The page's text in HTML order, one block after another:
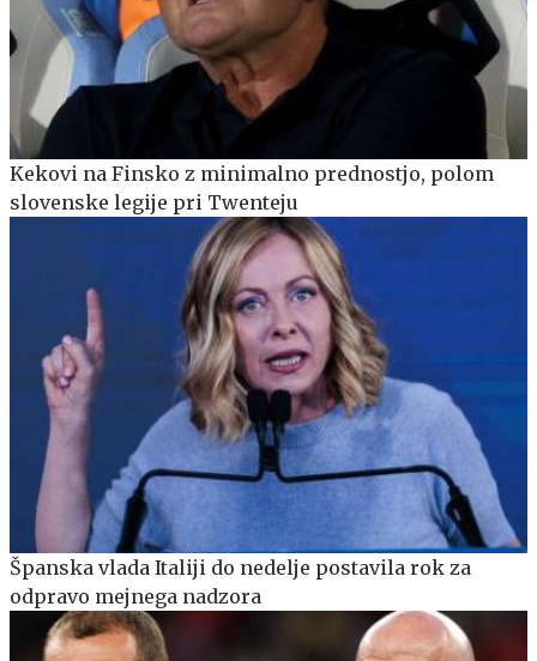
Kekovi na Finsko z minimalno prednostjo, polom
slovenske legije pri Twenteju
Španska vlada Italiji do nedelje postavila rok za
odpravo mejnega nadzora